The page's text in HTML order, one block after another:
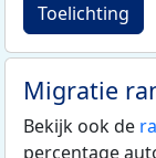
Toelichting
Migratie
Bekijk ook de
percentage